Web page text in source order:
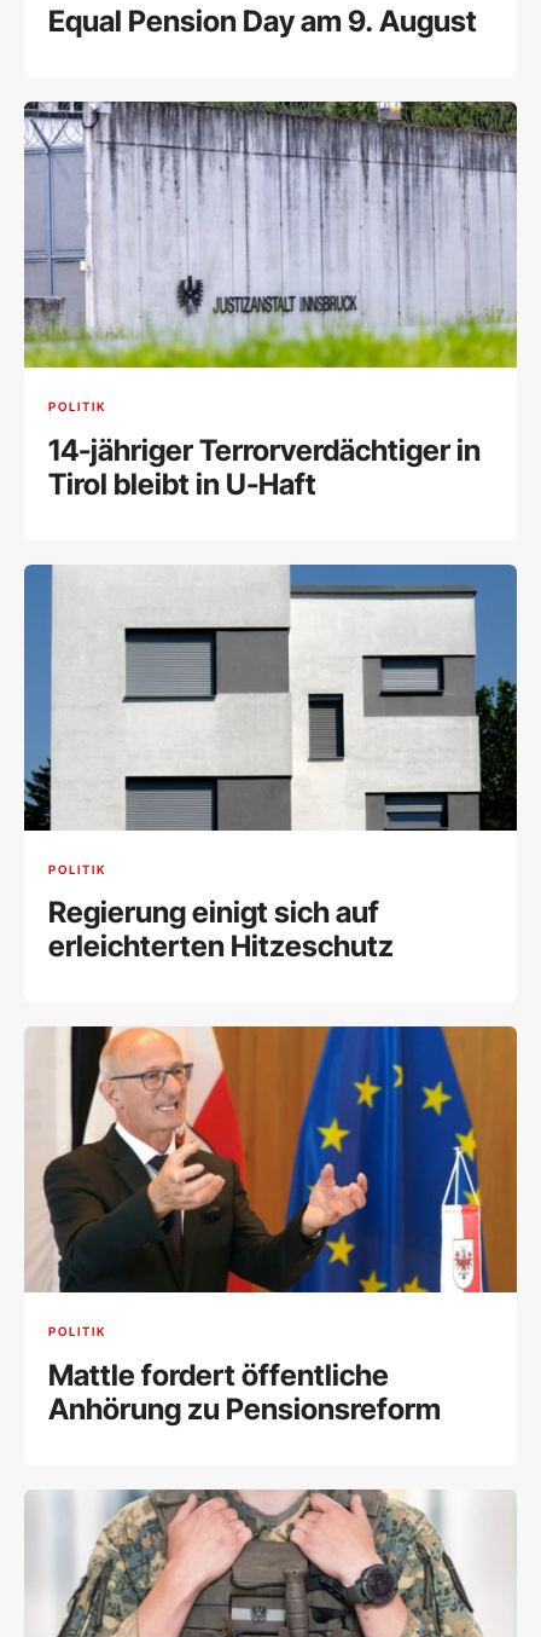
Equal Pension Day am 9. August
POLITIK
14-jähriger Terrorverdächtiger in
Tirol bleibt in U-Haft
POLITIK
Regierung einigt sich auf
erleichterten Hitzeschutz
POLITIK
Mattle fordert öffentliche
Anhörung zu Pensionsreform